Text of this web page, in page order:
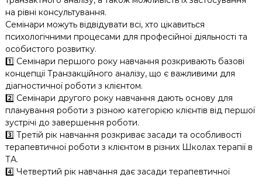
на рівні консультування.
Семінари можуть відвідувати всі, хто цікавиться
психологічними процесами для професійної діяльності та
особистого розвитку.
1️⃣ Семінари першого року навчання розкривають базові
концепції Транзакційного аналізу, що є важливими для
діагностичної роботи з клієнтом.
2️⃣ Семінари другого року навчання дають основу для
планування роботи з різною категорією клієнтів від першої
зустрічі до завершення роботи.
3️⃣ Третій рік навчання розкриває засади та особливості
терапевтичної роботи з клієнтом в різних Школах терапії в
ТА.
4️⃣ Четвертий рік навчання дає засади терапевтичної